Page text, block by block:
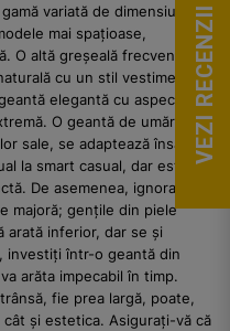
variată de dimensiuni,
mai spațioase,
O altă greșeală frecventă
cu un stil vestimentar
elegantă cu aspect
O geantă de umăr
sale, se adaptează însă
la smart casual, dar este
De asemenea, ignorarea
majoră; gențile din piele
arată inferior, dar se și
investiți într-o geantă din
arăta impecabil în timp.
fie prea largă, poate,
și estetica. Asigurați-vă că
VEZI RECENZII